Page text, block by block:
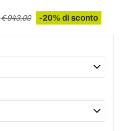
€ 943,00 -20% di sconto